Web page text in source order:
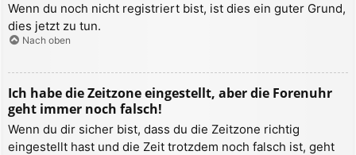
Wenn du noch nicht registriert bist, ist dies ein guter Grund,
dies jetzt zu tun.
Nach oben
Ich habe die Zeitzone eingestellt, aber die Forenuhr
geht immer noch falsch!
Wenn du dir sicher bist, dass du die Zeitzone richtig
eingestellt hast und die Zeit trotzdem noch falsch ist, geht